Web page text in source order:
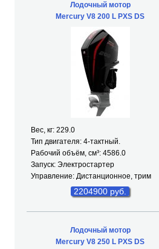
Лодочный мотор
Mercury V8 200 L PXS DS
Вес, кг: 229.0
Тип двигателя: 4-тактный.
Рабочий объём, см³: 4586.0
Запуск: Электростартер
Управление: Дистанционное, трим
2204900 руб.
Лодочный мотор
Mercury V8 250 L PXS DS